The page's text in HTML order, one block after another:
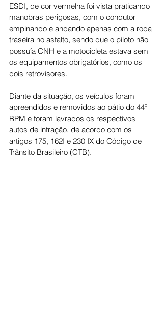
ESDI, de cor vermelha foi vista praticando
manobras perigosas, com o condutor
empinando e andando apenas com a roda
traseira no asfalto, sendo que o piloto não
possuía CNH e a motocicleta estava sem
os equipamentos obrigatórios, como os
dois retrovisores.
Diante da situação, os veículos foram
apreendidos e removidos ao pátio do 44º
BPM e foram lavrados os respectivos
autos de infração, de acordo com os
artigos 175, 162I e 230 IX do Código de
Trânsito Brasileiro (CTB).